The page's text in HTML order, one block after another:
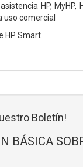
HP,
uso comercial
HP Smart
Boletín!
BÁSICA